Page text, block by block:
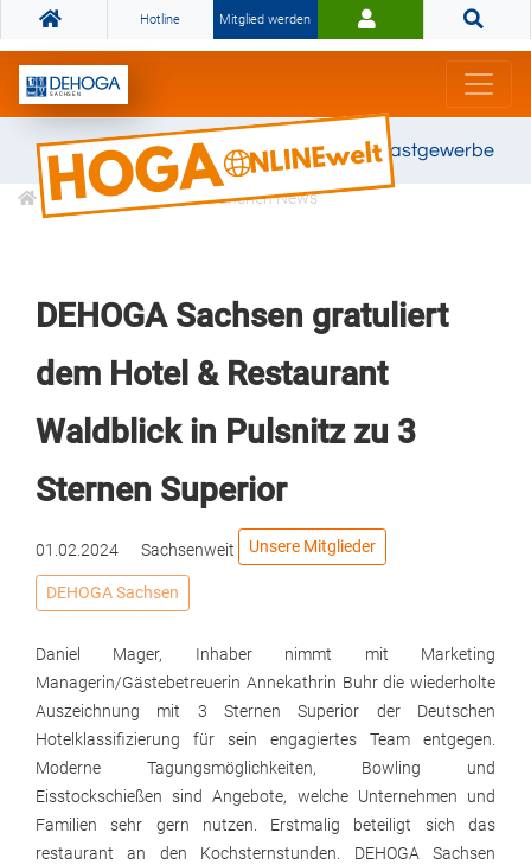
Hotline Mitglied werden
Gemeinsam stark für das Gastgewerbe
Informationen Branchen News
DEHOGA Sachsen gratuliert
dem Hotel & Restaurant
Waldblick in Pulsnitz zu 3
Sternen Superior
01.02.2024 Sachsenweit Unsere Mitglieder
DEHOGA Sachsen
Daniel Mager, Inhaber nimmt mit Marketing
Managerin/Gästebetreuerin Annekathrin Buhr die wiederholte
Auszeichnung mit 3 Sternen Superior der Deutschen
Hotelklassifizierung für sein engagiertes Team entgegen.
Moderne Tagungsmöglichkeiten, Bowling und
Eisstockschießen sind Angebote, welche Unternehmen und
Familien sehr gern nutzen. Erstmalig beteiligt sich das
restaurant an den Kochsternstunden. DEHOGA Sachsen